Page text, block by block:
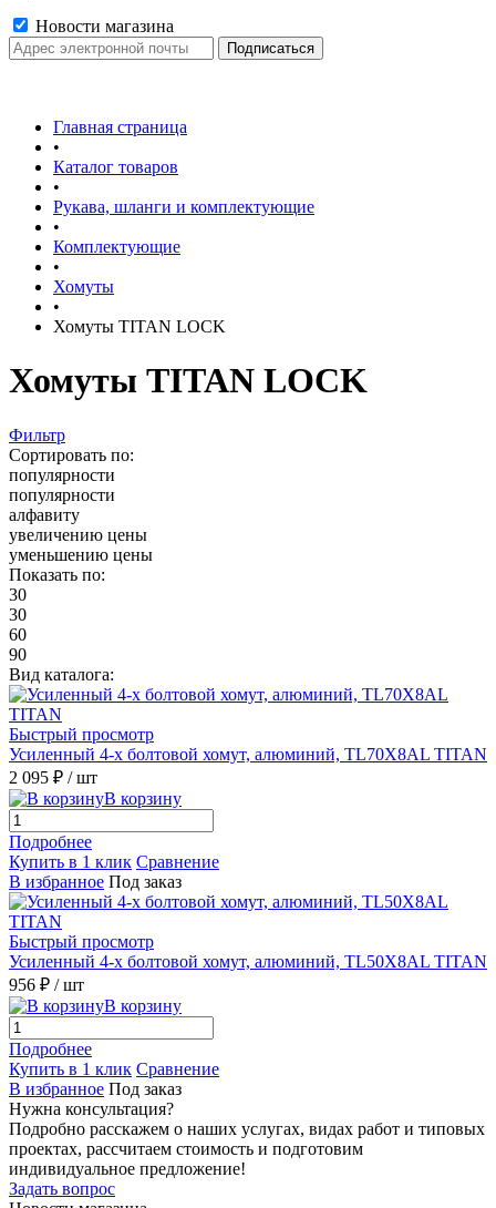
Новости магазина
Главная страница
•
Каталог товаров
•
Рукава, шланги и комплектующие
•
Комплектующие
•
Хомуты
•
Хомуты TITAN LOCK
Хомуты TITAN LOCK
Фильтр
Сортировать по:
популярности
популярности
алфавиту
увеличению цены
уменьшению цены
Показать по:
30
30
60
90
Вид каталога:
Быстрый просмотр
Усиленный 4-х болтовой хомут, алюминий, TL70X8AL TITAN
2 095 ₽ / шт
В корзину
Подробнее
Купить в 1 клик Сравнение
В избранное Под заказ
Быстрый просмотр
Усиленный 4-х болтовой хомут, алюминий, TL50X8AL TITAN
956 ₽ / шт
В корзину
Подробнее
Купить в 1 клик Сравнение
В избранное Под заказ
Нужна консультация?
Подробно расскажем о наших услугах, видах работ и типовых
проектах, рассчитаем стоимость и подготовим
индивидуальное предложение!
Задать вопрос